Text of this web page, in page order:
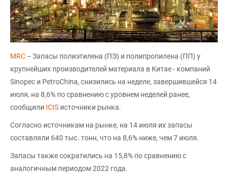
MRC-- Запасы полиэтилена (ПЭ) и полипропилена (ПП) у
крупнейших производителей материала в Китае - компаний
Sinopec и PetroChina, снизились на неделе, завершившейся 14
июля, на 8,6% по сравнению с уровнем неделей ранее,
сообщили ICIS источники рынка.
Согласно источникам на рынке, на 14 июля их запасы
составляли 640 тыс. тонн, что на 8,6% ниже, чем 7 июля.
Запасы также сократились на 15,8% по сравнению с
аналогичным периодом 2022 года.